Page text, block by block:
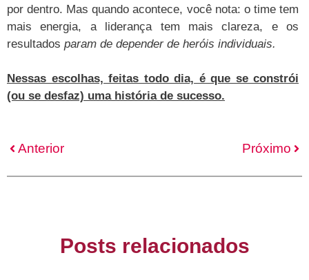
por dentro. Mas quando acontece, você nota: o time tem
mais energia, a liderança tem mais clareza, e os
resultados param de depender de heróis individuais.
Nessas escolhas, feitas todo dia, é que se constrói
(ou se desfaz) uma história de sucesso.
Anterior Próximo
Posts relacionados